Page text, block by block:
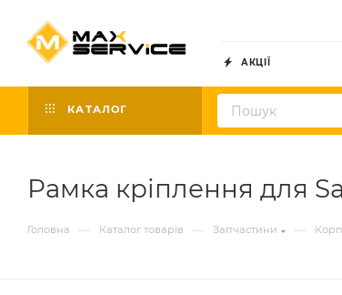
АКЦІЇ
КАТАЛОГ
Рамка кріплення для
Головна — Каталог товарів — Запчастини —